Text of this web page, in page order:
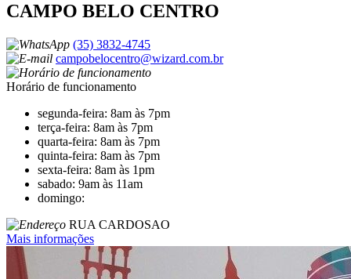
CAMPO BELO CENTRO
(35) 3832-4745
campobelocentro@wizard.com.br
Horário de funcionamento
segunda-feira: 8am às 7pm
terça-feira: 8am às 7pm
quarta-feira: 8am às 7pm
quinta-feira: 8am às 7pm
sexta-feira: 8am às 1pm
sabado: 9am às 11am
domingo:
RUA CARDOSAO
Mais informações